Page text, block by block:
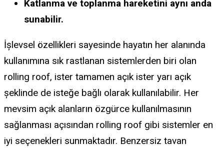
Katlanma ve toplanma hareketini aynı anda
sunabilir.
İşlevsel özellikleri sayesinde hayatın her alanında
kullanımına sık rastlanan sistemlerden biri olan
rolling roof, ister tamamen açık ister yarı açık
şeklinde de isteğe bağlı olarak kullanılabilir. Her
mevsim açık alanların özgürce kullanılmasının
sağlanması açısından rolling roof gibi sistemler en
iyi seçenekleri sunmaktadır. Benzersiz tavan